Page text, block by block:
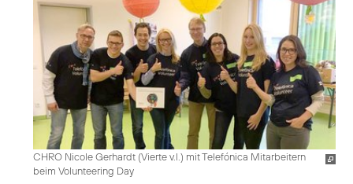
CHRO Nicole Gerhardt (Vierte v.l.) mit Telefónica Mitarbeitern
beim Volunteering Day